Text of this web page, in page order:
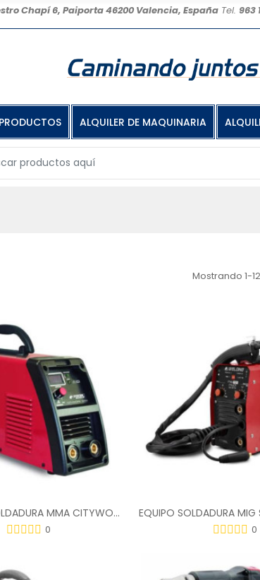
Chapí 6, Paiporta 46200 Valencia, EspañaTel. 963
PRODUCTOS ALQUILER DE MAQUINARIA
Mostrando 1-
EQUIPO DE SOLDADURA MMA CITYWORK 1250K 1.2615
0 0